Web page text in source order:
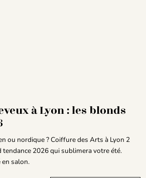
à Lyon : les blonds
ou nordique ? Coiffure des Arts à Lyon 2
2026 qui sublimera votre été.
salon.